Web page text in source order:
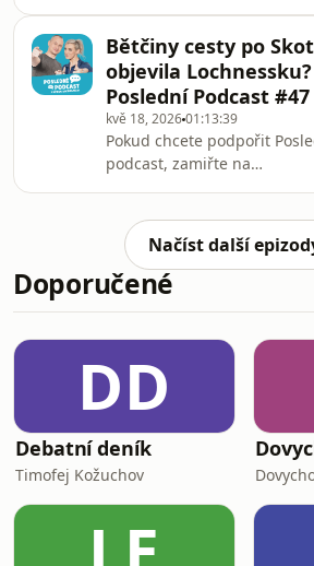
sobotu po O na Re-pla
bonusové epizody navíc
předplatitele. Dnešním
Vašek Pecháček, dlouholetý
Bětky a Mikoláše z Re-playe.
se, jak se dostal k práci v
novinařině a poví nám o
na kterých momentálně
s Alžbětou zavzpomí
Bětčiny cesty po
objevila
Poslední Podcast #47
kvě 18, 202601:13:39
Pokud chcete podpořit
podcast, zamiřte na
středu bonusové epizody,
jinde nejsou k vidění a
Dneska pro vás máme další
cestovatelský speciál,
místa ve Skotsku, proč
nenávidí film Statečné srdce
Gibsona a přidá tipy na to, jak
Načíst další
Doporučené
DD
Debatní deník
Timofej Kožuchov